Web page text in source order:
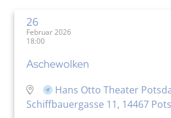
26
Februar 2026
18:00
Aschewolken
Hans Otto Theater
Schiffbauergasse 11, 14467